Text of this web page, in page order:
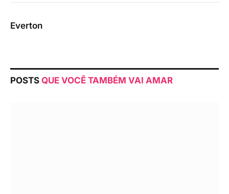
Everton
POSTS QUE VOCÊ TAMBÉM VAI AMAR